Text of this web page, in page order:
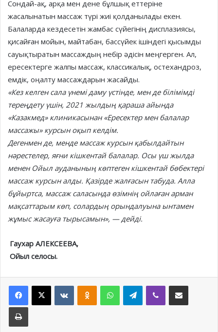
Сондай-ақ, арқа мен дене бұлшық еттеріне
жасалынатын массаж түрі жиі қолданылады екен.
Балаларда кездесетін жамбас сүйегінің дисплазия­­сы,
қисайған мойын, майтабан, бассүйек ішіндегі қысымды
сауықтыратын массаждың небір әдісін меңгерген. Ал,
ересектерге жалпы массаж, классикалық, остехандроз,
емдік, оңалту массаждарын жасайды.
«Кез келген сала үнемі даму үстінде, мен де білімімді
тереңдету үшін, 2021 жылдың қараша айында
«Казакмед» клиникасынан «Ересектер мен балалар
массажы» курсын оқып келдім.
Дегенмен де, менде массаж курсын қабылдайтын
нәрестелер, яғни кішкентай балалар. Осы үш жылда
менен Ойыл ауданының көптеген кішкентай бөбектері
массаж курсын алды. Қазірде жалғасын табуда. Алла
бұйыртса, массаж саласында өзімнің ойлаған арман
мақсаттарым көп, солардың орындалуына ынтамен
жұмыс жасауға тырысамын», — дейді.
Гаухар АЛЕКСЕЕВА,
Ойыл селосы.
Facebook
X VKontakteOdnoklassniki
WhatsAppTelegramViber Share via Email
Print